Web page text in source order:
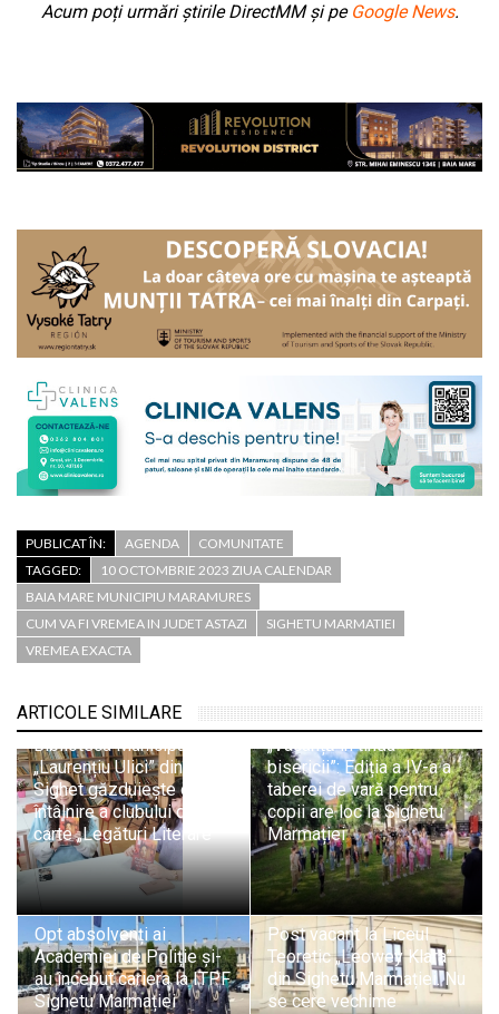
Acum poți urmări știrile DirectMM și pe Google News.
PUBLICAT ÎN: AGENDA
COMUNITATE
TAGGED:
10 OCTOMBRIE 2023 ZIUA CALENDAR
BAIA MARE MUNICIPIU MARAMURES
CUM VA FI VREMEA IN JUDET ASTAZI
SIGHETU MARMATIEI
VREMEA EXACTA
ARTICOLE SIMILARE
Biblioteca Municipală
„Laurențiu Ulici” din
Sighet găzduiește o nouă
întâlnire a clubului de
carte „Legături Literare”
„Vacanță în tinda
bisericii”: Ediția a IV-a a
taberei de vară pentru
copii are loc la Sighetu
Marmației
Opt absolvenți ai
Academiei de Poliție și-
au început cariera la ITPF
Sighetu Marmației
Post vacant la Liceul
Teoretic „Leowey Klara”
din Sighetu Marmației. Nu
se cere vechime